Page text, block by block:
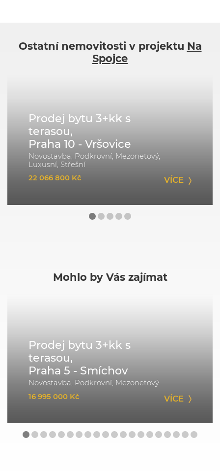
Ostatní nemovitosti v projektu Na
Spojce
Prodej bytu 3+kk s
terasou,
Praha 10 - Vršovice
Novostavba, Podkrovní, Mezonetový,
Luxusní, Střešní
22 066 800 Kč
VÍCE
Mohlo by Vás zajímat
Prodej bytu 3+kk s
terasou,
Praha 5 - Smíchov
Novostavba, Podkrovní, Mezonetový
16 995 000 Kč
VÍCE